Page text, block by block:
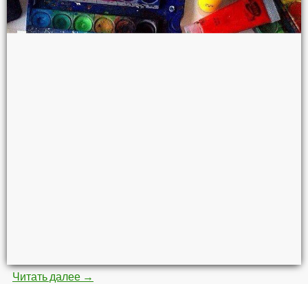
Читать далее Невероятные картины кистью и красками
→